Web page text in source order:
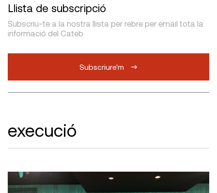
Llista de subscripció
Subscriu-te a la nostra llista per rebre per email tota la
informació del Cateb
Subscriure'm
execució